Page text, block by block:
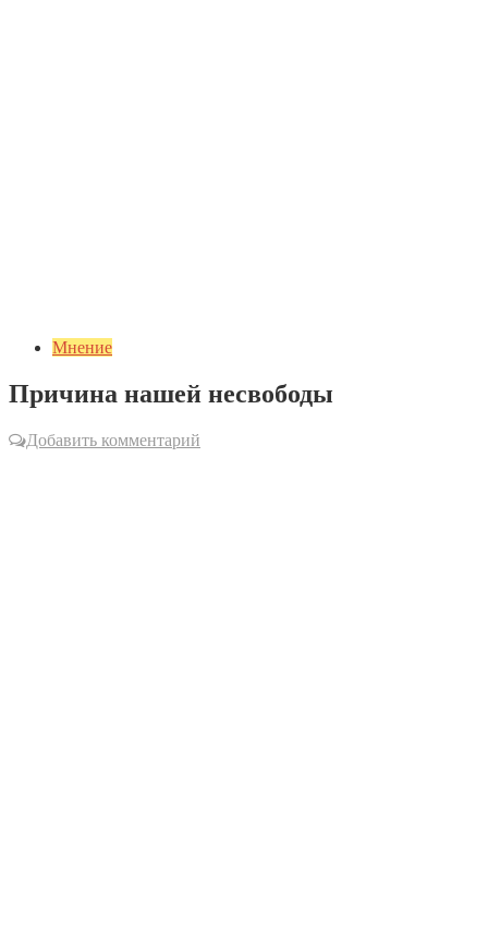
Мнение
Причина нашей несвободы
Добавить комментарий